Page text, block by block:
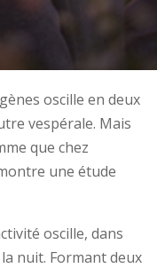
oscille en deux
vespérale. Mais
que chez
une étude
oscille, dans
nuit. Formant deux